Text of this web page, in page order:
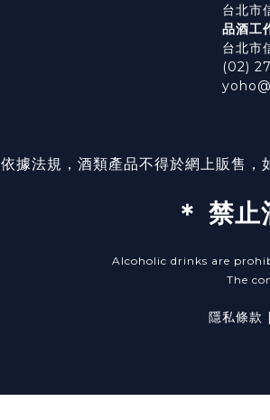
台北市
品酒工
台北市
(02)
依據法規，酒類產品不得於網上販售
＊ 禁
Alcoholic drinks are
The
隱私條款 | ​